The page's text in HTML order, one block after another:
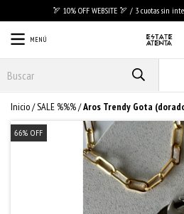
🏹 10% OFF WEBSITE 🏹 / 3 cuotas sin
MENÚ
Inicio/SALE %%%/Aros Trendy Gota
66% OFF